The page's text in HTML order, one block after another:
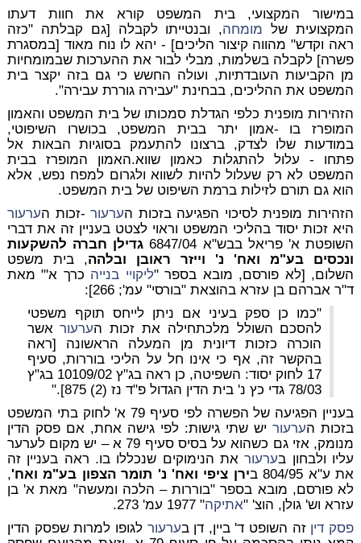
במישור המקצועי, בית המשפט קורא את חוות דעתו
המקצועית של מומחה, ובנטייתו לקבלה [גם קבלתה "כזה
ראה וקדש" מהווה קיצור הליכים] - יהא לו נוח מאוד [במסגרת
פשרה] לקבלה בשלמות, מבלי לבור את ההערכות שבמומחיות
מן הקביעות העובדתיות, ועולה החשש כי גם בזה יקצר בית
המשפט את ההליכים, בבחינת "עבירה גוררת עבירה".
הזהירות מופנית כלפי הגדלת סמכותו של בית המשפט והאמון
המופרז בו -אמון יתר בבית המשפט, בכושרו השיפוטי,
במודעות שלו לצדק, ברצונו להתעמק בסוגיות הבאות אל
פתחו - עלול להתגלות כאמון שווא.האמון המופרז בבית
המשפט לא רק שעלול להיות לשווא ולגרום למפח נפש, אלא
הוא גם תורם לזילות ברמת השיפוט של בית המשפט.
הזהירות מופנית לסיכוי הפגיעה בזכות הערעור-זכות הערעור
היא זכות יסוד בהליכי המשפט וראוי לצטט בעניין זה את דברי
השופטת א' פריאל בבש"א 6847/04
גדילן חברה להשקעות
ונכסים בע"מ ואח' נ' וייזר ראובן ובלהה, בית משפט
השלום, [לא פורסם, מובא בספר "ליקויי בנייה כרך א'" מאת
ד"ר אברהם בן עזרא בהוצאת "בורסי" עמ'; 266]:
"כמו כן ספק בעיני אם ניתן לייחס תוקף משפטי
להסכם השולל מלכתחילה את זכות הערעוראשר
הוכרה כזכות דיונית מן המעלה הראשונה [ראה
בהקשר זה, אף כי אינו חל על הליכי בוררות, סעיף
17 לחוק יסוד: השפיטה, כן ראה בג"ץ 10109/02 בג"ץ
78/03 גדי כץ נ' בית הדין הגדול פ"ד נז (2) 875]."
בעניין הפגיעה של הפשרה לפי סעיף 79 א' לחוק בתי המשפט
בזכות הערעוריש שתי גישות: לפי גישה אחת, אם פסק הדין
מנומק, אזי גם כשהוא על בסיס סעיף 79 א – יש מקום לערער
עליו ולבחון בערעוראת הנימוקים שנכללו בו. ראה בעניין זה
את ע"א 804/95 ב
ירן ציפי ואח' נ' תומר הצפון בע"מ ואח',
לא פורסם, מובא בספר "בוררות – הלכה ומעשה" מאת א' בן
עזרא וש' גולן, הוצ' "אתיקה" 1977 עמ' 273.
פסק דין זה השופט ד' ביין, דן בערעור לגופו למרות שפסק הדין